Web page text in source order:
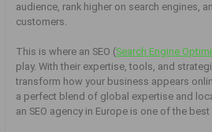
audience, rank higher on search engines,
customers.
This is where an SEO (Search Engine
play. With their expertise, tools, and
transform how your business appears
a perfect blend of global expertise and
an SEO agency in Europe is one of the